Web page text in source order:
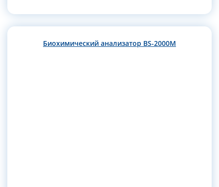
Биохимический анализатор BS-2000M